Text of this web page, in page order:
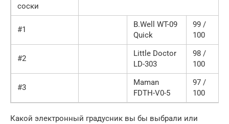
соски
#1
B.Well WT-09
Quick
99 /
100
#2
Little Doctor
LD-303
98 /
100
#3
Maman
FDTH-V0-5
97 /
100
Какой электронный градусник вы бы выбрали или